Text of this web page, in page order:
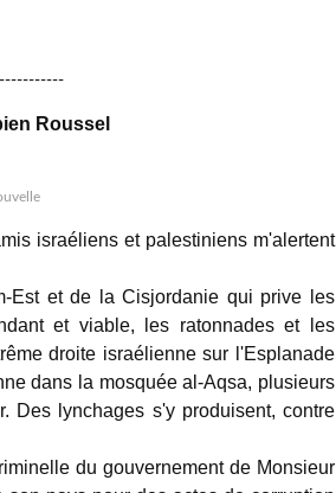
Roussel
israéliens et palestiniens m'alertent
Est et de la Cisjordanie qui prive les
et viable, les ratonnades et les
droite israélienne sur l'Esplanade
dans la mosquée al-Aqsa, plusieurs
Des lynchages s'y produisent, contre
du gouvernement de Monsieur